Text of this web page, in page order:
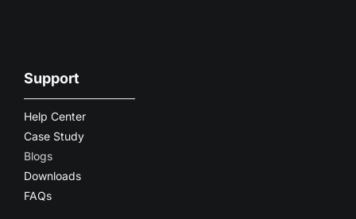
Support
Help Center
Case Study
Blogs
Downloads
FAQs